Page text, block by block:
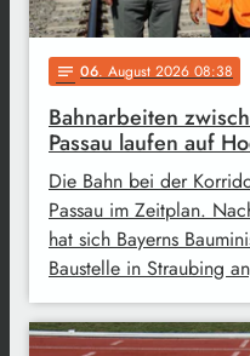
notes 06. August 2026 08:38
Bahnarbeiten
Passau laufen auf
Die Bahn bei der
Passau im Zeitplan.
hat sich Bayerns
Baustelle in Straubing